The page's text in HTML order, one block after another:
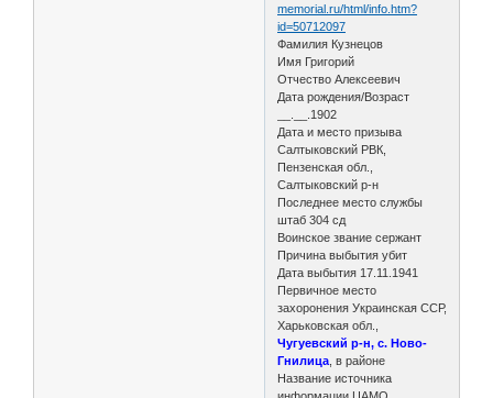
memorial.ru/html/info.htm?
id=50712097
Фамилия Кузнецов
Имя Григорий
Отчество Алексеевич
Дата рождения/Возраст
__.__.1902
Дата и место призыва
Салтыковский РВК,
Пензенская обл.,
Салтыковский р-н
Последнее место службы
штаб 304 сд
Воинское звание сержант
Причина выбытия убит
Дата выбытия 17.11.1941
Первичное место
захоронения Украинская ССР,
Харьковская обл.,
Чугуевский р-н, с. Ново-
Гнилица , в районе
Название источника